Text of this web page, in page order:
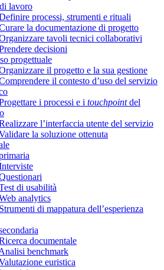
lavoro
processi, strumenti e rituali
la documentazione di progetto
tavoli tecnici collaborativi
decisioni
progettuale
il progetto e la sua gestione
il contesto d’uso del servizio
i processi e i touchpointdel
l’interfaccia utente del servizio
la soluzione ottenuta
di usabilità
analytics
di mappatura dell’esperienza
documentale
benchmark
euristica